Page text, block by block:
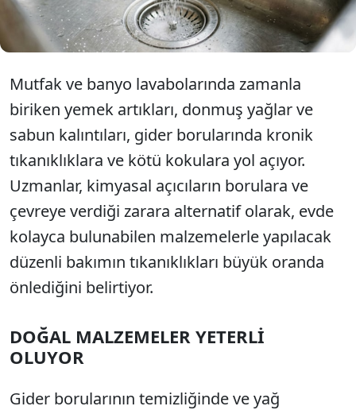
Mutfak ve banyo lavabolarında zamanla
biriken yemek artıkları, donmuş yağlar ve
sabun kalıntıları, gider borularında kronik
tıkanıklıklara ve kötü kokulara yol açıyor.
Uzmanlar, kimyasal açıcıların borulara ve
çevreye verdiği zarara alternatif olarak, evde
kolayca bulunabilen malzemelerle yapılacak
düzenli bakımın tıkanıklıkları büyük oranda
önlediğini belirtiyor.
DOĞAL MALZEMELER YETERLİ
OLUYOR
Gider borularının temizliğinde ve yağ